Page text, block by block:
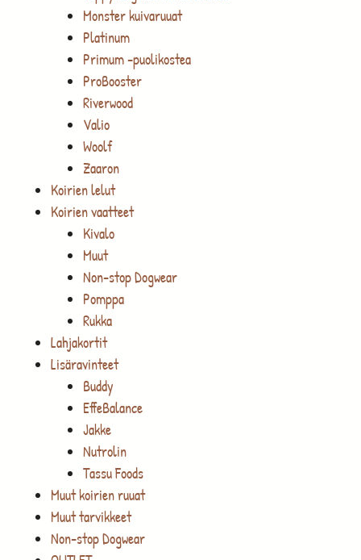
Monster kuivaruuat
Platinum
Primum -puolikostea
ProBooster
Riverwood
Valio
Woolf
Zaaron
Koirien lelut
Koirien vaatteet
Kivalo
Muut
Non-stop Dogwear
Pomppa
Rukka
Lahjakortit
Lisäravinteet
Buddy
EffeBalance
Jakke
Nutrolin
Tassu Foods
Muut koirien ruuat
Muut tarvikkeet
Non-stop Dogwear